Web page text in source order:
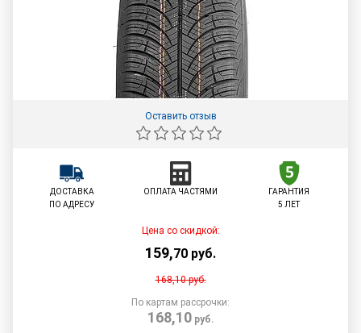
Оставить отзыв
ДОСТАВКА
ПО АДРЕСУ
ОПЛАТА ЧАСТЯМИ
ГАРАНТИЯ
5 ЛЕТ
Цена со скидкой:
159,70 руб.
168,10руб.
По картам рассрочки:
168,10руб.